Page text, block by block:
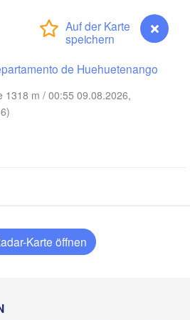
de Huehuetenango
1318 m / 00:55 09.08.2026,
Karte öffnen
Andres Huista